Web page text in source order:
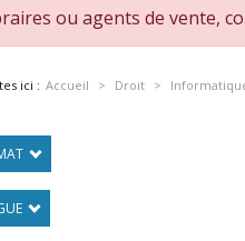
ou agents de vente,
ici : Accueil Droit